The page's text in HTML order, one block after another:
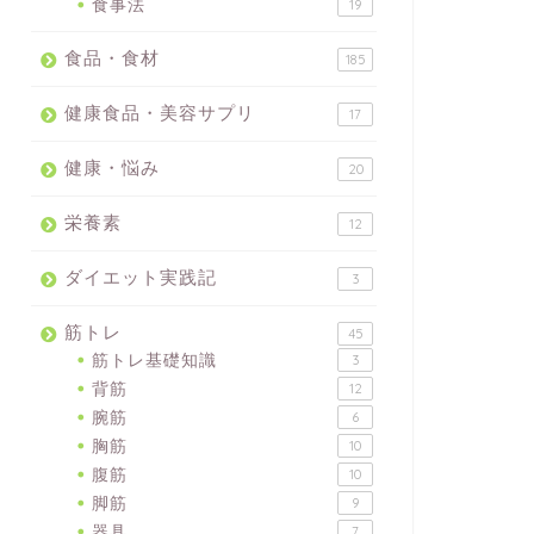
19
食品・食材 185
健康食品・美容サプリ 17
健康・悩み 20
栄養素 12
ダイエット実践記 3
筋トレ 45
筋トレ基礎知識 3
背筋 12
腕筋 6
胸筋 10
腹筋 10
脚筋 9